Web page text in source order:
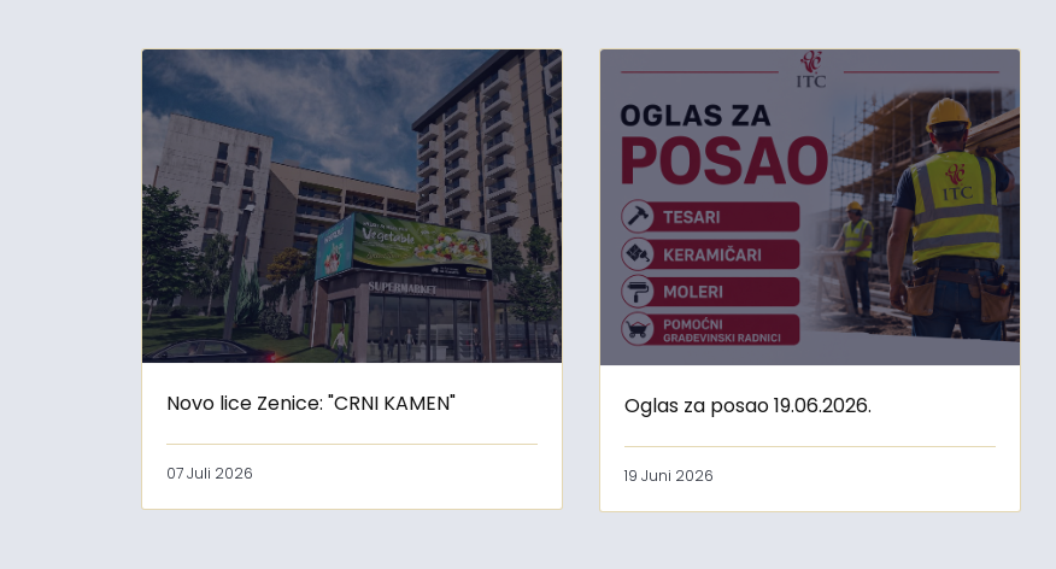
Novo lice Zenice: "CRNI KAMEN"
07 Juli 2026
Oglas za posao 19.06.2026.
19 Juni 2026